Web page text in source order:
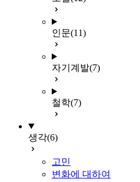
인문(11)
자기계발(7)
철학(7)
생각(6)
고민
변화에 대하여